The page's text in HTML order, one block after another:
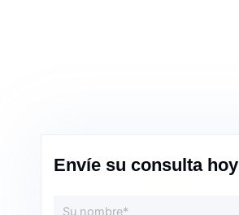
Envíe su consulta hoy